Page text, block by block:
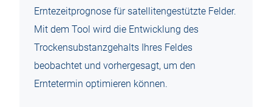
Erntezeitprognose für satellitengestützte Felder.
Mit dem Tool wird die Entwicklung des
Trockensubstanzgehalts Ihres Feldes
beobachtet und vorhergesagt, um den
Erntetermin optimieren können.